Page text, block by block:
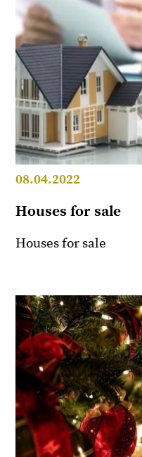
08.04.2022
Houses for sale
Houses for sale